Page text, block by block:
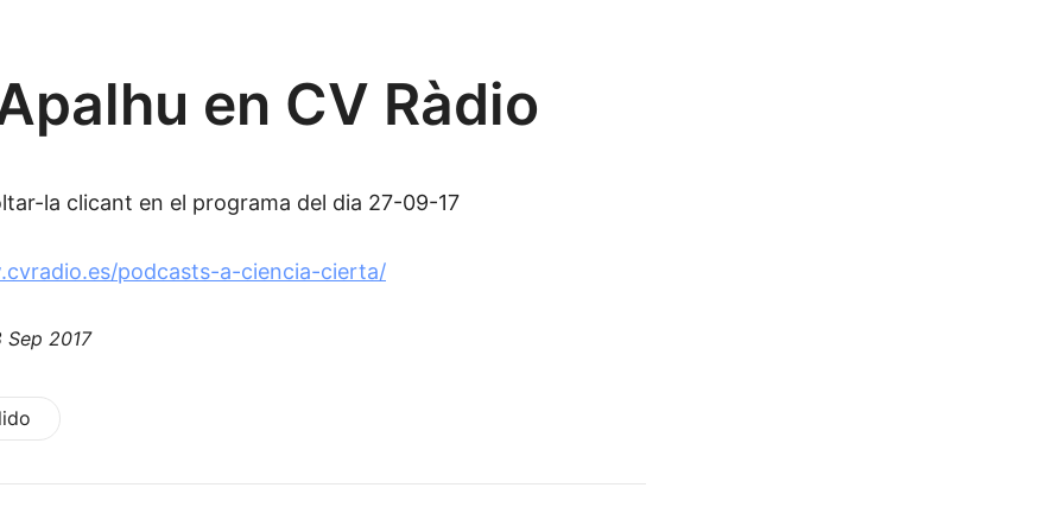
en CV Ràdio
la clicant en el programa del dia 27-09-17
podcasts-a-ciencia-cierta/
Sep 2017